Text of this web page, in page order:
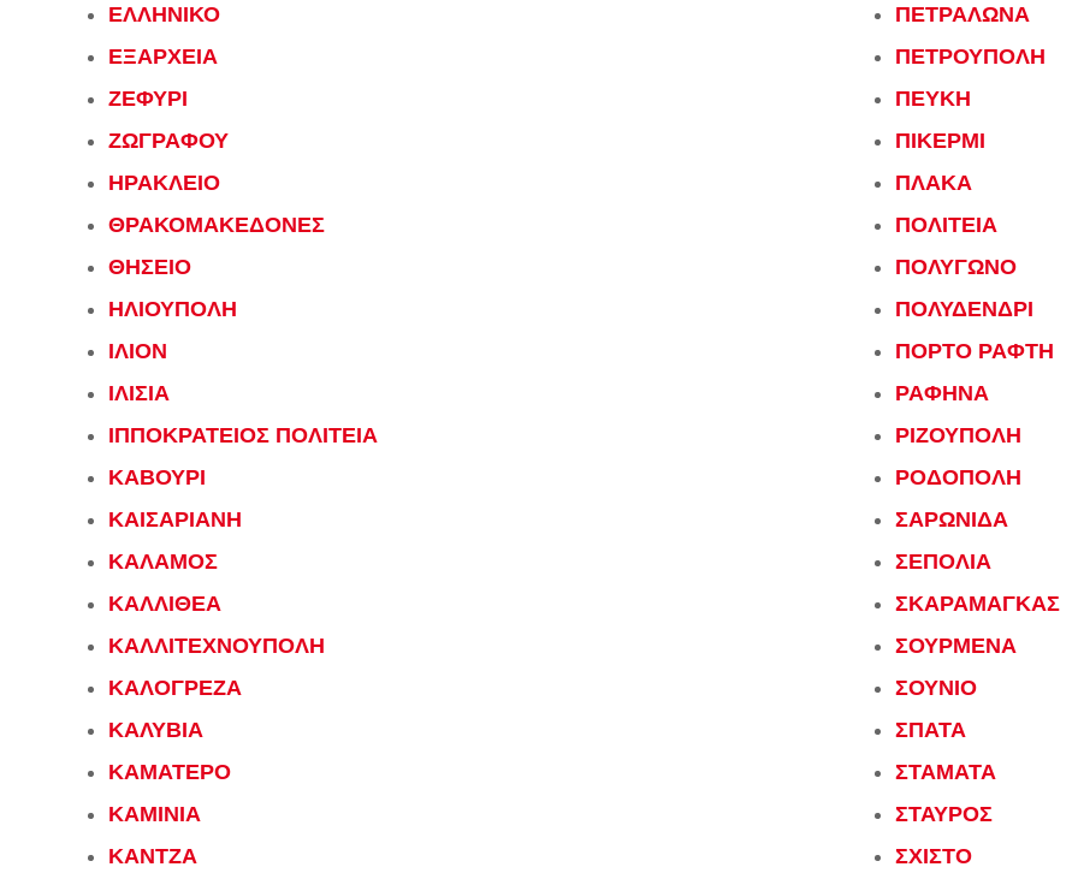
ΕΛΛΗΝΙΚΟ
ΕΞΑΡΧΕΙΑ
ΖΕΦΥΡΙ
ΖΩΓΡΑΦΟΥ
ΗΡΑΚΛΕΙΟ
ΘΡΑΚΟΜΑΚΕΔΟΝΕΣ
ΘΗΣΕΙΟ
ΗΛΙΟΥΠΟΛΗ
ΙΛΙΟΝ
ΙΛΙΣΙΑ
ΙΠΠΟΚΡΑΤΕΙΟΣ ΠΟΛΙΤΕΙΑ
ΚΑΒΟΥΡΙ
ΚΑΙΣΑΡΙΑΝΗ
ΚΑΛΑΜΟΣ
ΚΑΛΛΙΘΕΑ
ΚΑΛΛΙΤΕΧΝΟΥΠΟΛΗ
ΚΑΛΟΓΡΕΖΑ
ΚΑΛΥΒΙΑ
ΚΑΜΑΤΕΡΟ
ΚΑΜΙΝΙΑ
ΚΑΝΤΖΑ
ΠΕΤΡΑΛΩΝΑ
ΠΕΤΡΟΥΠΟΛΗ
ΠΕΥΚΗ
ΠΙΚΕΡΜΙ
ΠΛΑΚΑ
ΠΟΛΙΤΕΙΑ
ΠΟΛΥΓΩΝΟ
ΠΟΛΥΔΕΝΔΡΙ
ΠΟΡΤΟ ΡΑΦΤΗ
ΡΑΦΗΝΑ
ΡΙΖΟΥΠΟΛΗ
ΡΟΔΟΠΟΛΗ
ΣΑΡΩΝΙΔΑ
ΣΕΠΟΛΙΑ
ΣΚΑΡΑΜΑΓΚΑΣ
ΣΟΥΡΜΕΝΑ
ΣΟΥΝΙΟ
ΣΠΑΤΑ
ΣΤΑΜΑΤΑ
ΣΤΑΥΡΟΣ
ΣΧΙΣΤΟ